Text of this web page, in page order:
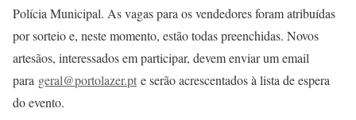
Polícia Municipal. As vagas para os vendedores foram atribuídas
por sorteio e, neste momento, estão todas preenchidas. Novos
artesãos, interessados em participar, devem enviar um email
para geral@portolazer.pt e serão acrescentados à lista de espera
do evento.